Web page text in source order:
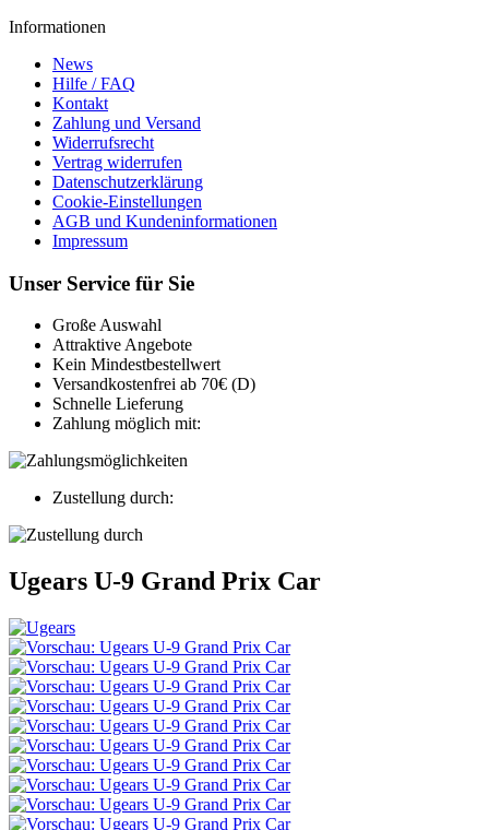
Informationen
News
Hilfe / FAQ
Kontakt
Zahlung und Versand
Widerrufsrecht
Vertrag widerrufen
Datenschutzerklärung
Cookie-Einstellungen
AGB und Kundeninformationen
Impressum
Unser Service für Sie
Große Auswahl
Attraktive Angebote
Kein Mindestbestellwert
Versandkostenfrei ab 70€ (D)
Schnelle Lieferung
Zahlung möglich mit:
Zustellung durch:
Ugears U-9 Grand Prix Car